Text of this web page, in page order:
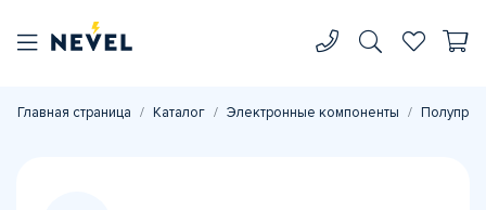
Главная страница Каталог Электронные компоненты